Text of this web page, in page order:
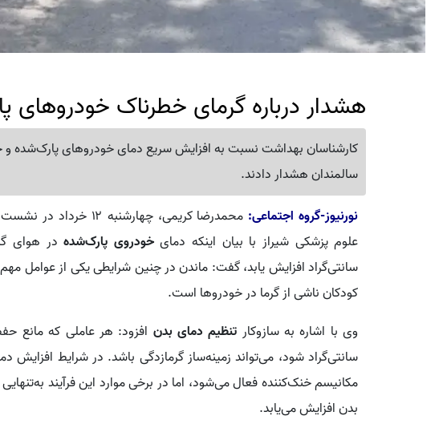
هشدار درباره گرمای خطرناک خودروهای
کارشناسان بهداشت نسبت به افزایش سریع دمای خودروهای پارک‌شده و
سالمندان هشدار دادند.
نورنیوز-گروه اجتماعی:
محمدرضا کریمی،
علوم پزشکی شیراز با بیان اینکه دمایخودروی پارک‌شده
سانتی‌گراد افزایش یابد، گفت: ماندن در چنین شرایطی یکی از عوامل
کودکان ناشی از گرما در خودروها است.
وی با اشاره به سازوکار تنظیم دمای بدن
سانتی‌گراد شود، می‌تواند زمینه‌ساز گرمازدگی باشد. در شرایط افزایش
مکانیسم خنک‌کننده فعال می‌شود، اما در برخی موارد این فرآیند
بدن افزایش می‌یابد.